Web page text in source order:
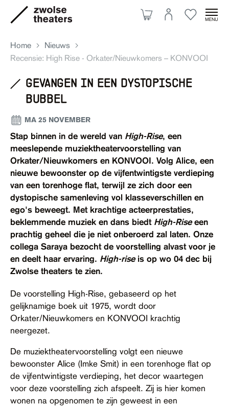
Aanbod
Je bezoek
Over ons
Eten & drinken
Ruimte huren
Contact
Toegankelijkheid
Home
Nieuws
Recensie: High Rise - Orkater/Nieuwkomers – KONVOOI
gevangen in een dystopische
bubbel
Stap binnen in de wereld van High-Rise, een
meeslepende muziektheatervoorstelling van
Orkater/Nieuwkomers en KONVOOI. Volg Alice, een
nieuwe bewoonster op de vijfentwintigste verdieping
van een torenhoge flat, terwijl ze zich door een
dystopische samenleving vol klasseverschillen en
ego's beweegt. Met krachtige acteerprestaties,
beklemmende muziek en dans biedt High-Riseeen
prachtig geheel die je niet onberoerd zal laten. Onze
collega Saraya bezocht de voorstelling alvast voor je
en deelt haar ervaring. High-rise is op wo 04 dec bij
Zwolse theaters te zien.
MA 25 NOVEMBER
De voorstelling High-Rise, gebaseerd op het
gelijknamige boek uit 1975, wordt door
Orkater/Nieuwkomers en KONVOOI krachtig
neergezet.
De muziektheatervoorstelling volgt een nieuwe
bewoonster Alice (Imke Smit) in een torenhoge flat op
de vijfentwintigste verdieping, het decor waartegen
voor deze voorstelling zich afspeelt. Zij is hier komen
wonen na opgenomen te zijn geweest in een